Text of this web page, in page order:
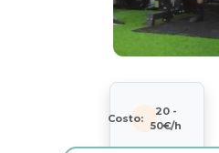
Costo:
20 -
50€/h